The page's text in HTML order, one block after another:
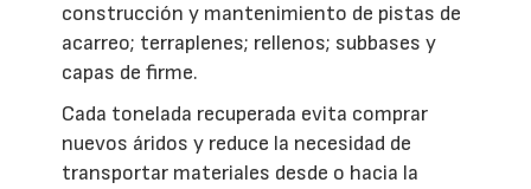
construcción y mantenimiento de pistas de
acarreo; terraplenes; rellenos; subbases y
capas de firme.
Cada tonelada recuperada evita comprar
nuevos áridos y reduce la necesidad de
transportar materiales desde o hacia la